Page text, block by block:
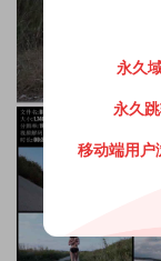
永久
永久
移动端用户